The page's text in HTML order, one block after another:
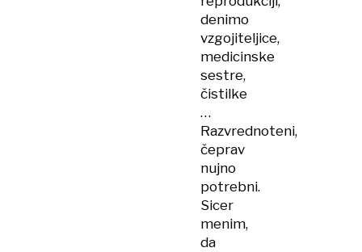
denimo
vzgojiteljice,
medicinske
sestre,
čistilke
…
Razvrednoteni,
čeprav
nujno
potrebni.
Sicer
menim,
da